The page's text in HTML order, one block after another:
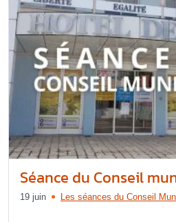
Séance du Conseil
19 juin Les séances du Conseil